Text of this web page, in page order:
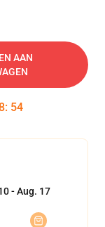
AAN
: 53
- Aug. 17